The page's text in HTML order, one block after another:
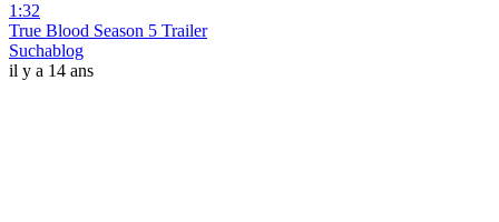
1:32
True Blood Season 5 Trailer
Suchablog
il y a 14 ans